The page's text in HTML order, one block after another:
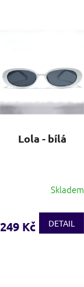
Lola - bílá
Skladem
249 Kč DETAIL